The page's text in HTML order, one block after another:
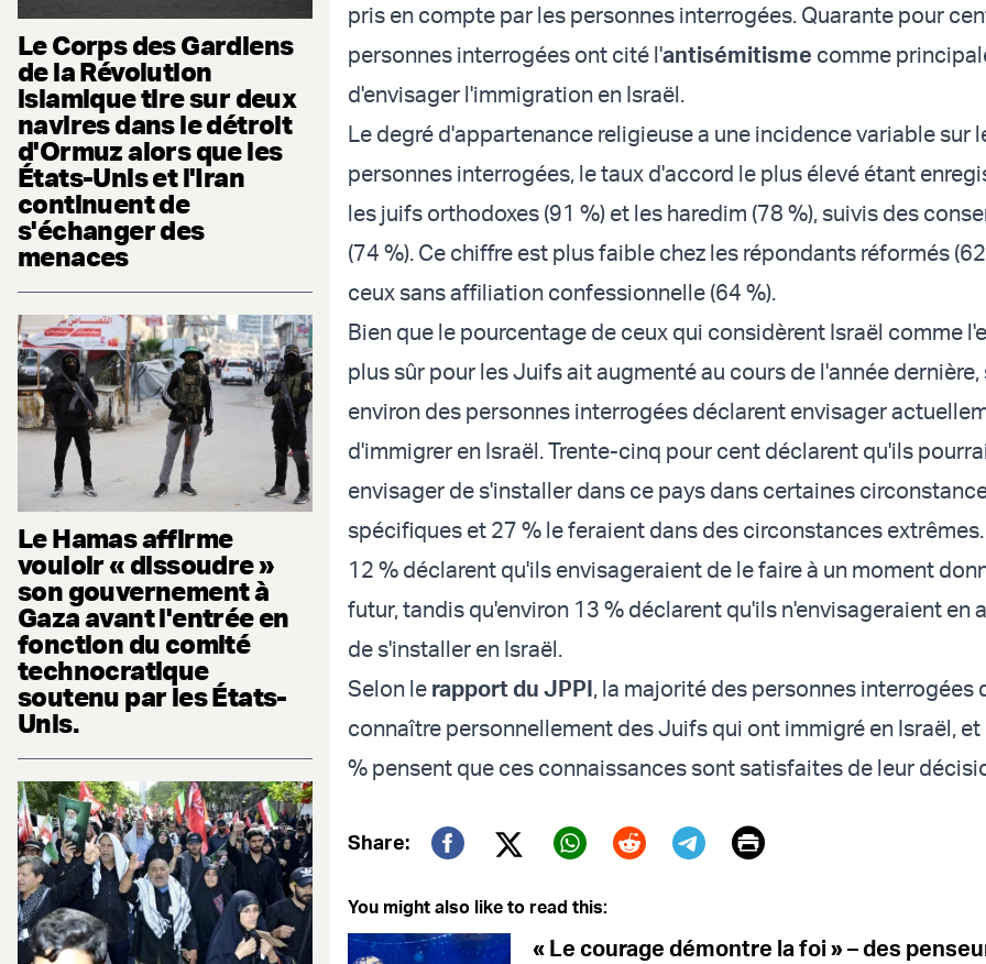
Le Corps des Gardiens
de la Révolution
islamique tire sur deux
navires dans le détroit
d'Ormuz alors que les
États-Unis et l'Iran
continuent de
s'échanger des
menaces
Le Hamas affirme
vouloir « dissoudre »
son gouvernement à
Gaza avant l'entrée en
fonction du comité
technocratique
soutenu par les États-
Unis.
pris en compte par les personnes interrogées. Quarante pour
personnes interrogées ont cité l'antisémitisme comme
d'envisager l'immigration en Israël.
Le degré d'appartenance religieuse a une incidence variable sur
personnes interrogées, le taux d'accord le plus élevé étant
les juifs orthodoxes (91 %) et les haredim (78 %), suivis des
(74 %). Ce chiffre est plus faible chez les répondants réformés
ceux sans affiliation confessionnelle (64 %).
Bien que le pourcentage de ceux qui considèrent Israël comme
plus sûr pour les Juifs ait augmenté au cours de l'année dernière,
environ des personnes interrogées déclarent envisager
d'immigrer en Israël. Trente-cinq pour cent déclarent qu'ils
envisager de s'installer dans ce pays dans certaines
spécifiques et 27 % le feraient dans des circonstances
12 % déclarent qu'ils envisageraient de le faire à un moment
futur, tandis qu'environ 13 % déclarent qu'ils n'envisageraient en
de s'installer en Israël.
Selon le rapport du JPPI, la majorité des personnes interrogées
connaître personnellement des Juifs qui ont immigré en Israël, et
% pensent que ces connaissances sont satisfaites de leur
Share:
Twitter (X)
Print
You might also like to read this:
« Le courage démontre la foi » – des